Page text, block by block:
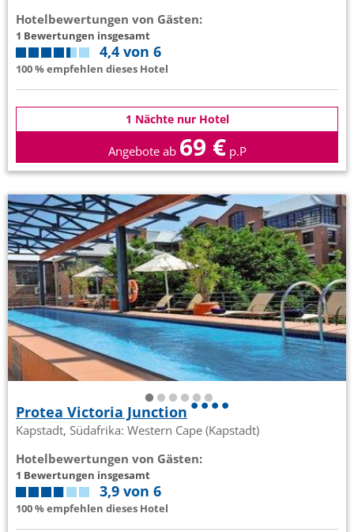
Hotelbewertungen von Gästen:
1 Bewertungen insgesamt
4,4 von 6
100 % empfehlen dieses Hotel
1 Nächte nur Hotel
Angebote ab 69 € p.P
Protea Victoria Junction
Kapstadt, Südafrika: Western Cape (Kapstadt)
Hotelbewertungen von Gästen:
1 Bewertungen insgesamt
3,9 von 6
100 % empfehlen dieses Hotel